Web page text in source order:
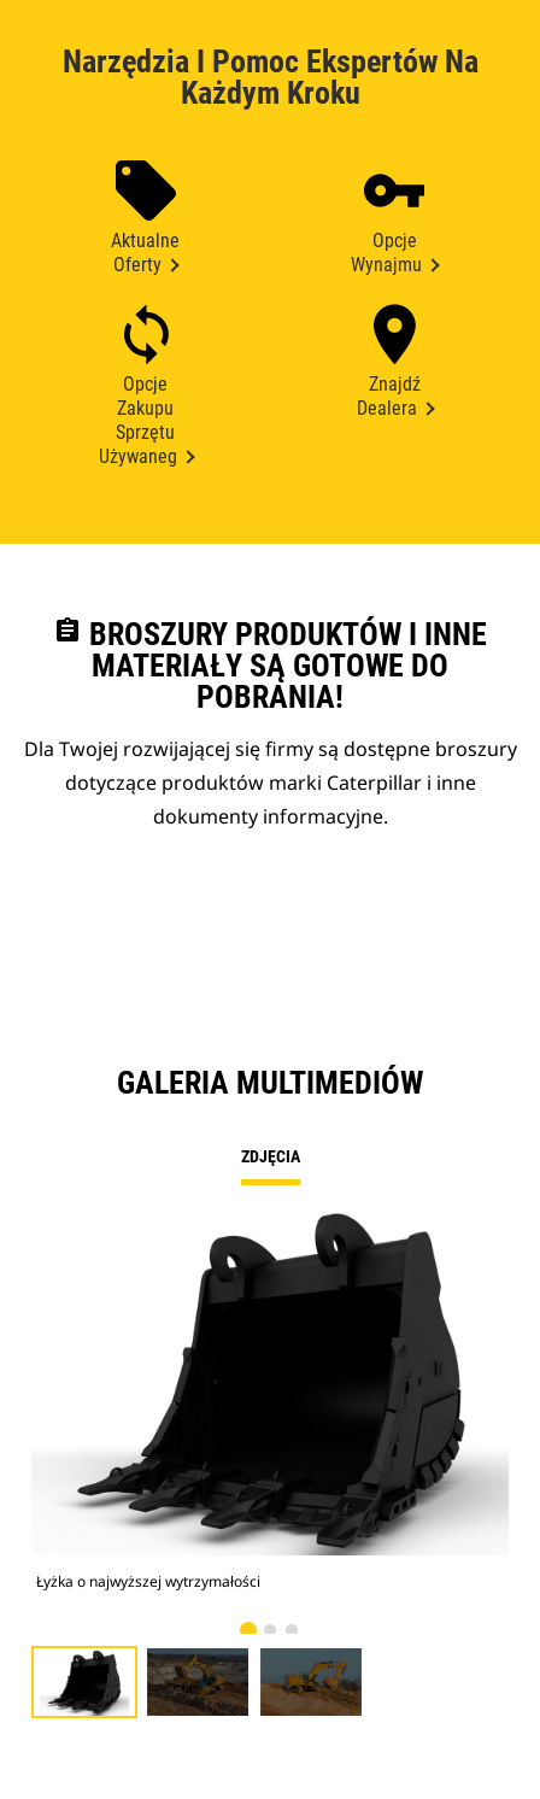
Narzędzia I Pomoc Ekspertów Na
Każdym Kroku
Aktualne
Oferty
Opcje
Wynajmu
Opcje
Zakupu
Sprzętu
Używaneg
Znajdź
Dealera
assignment BROSZURY PRODUKTÓW I INNE
MATERIAŁY SĄ GOTOWE DO
POBRANIA!
Dla Twojej rozwijającej się firmy są dostępne broszury
dotyczące produktów marki Caterpillar i inne
dokumenty informacyjne.
GALERIA MULTIMEDIÓW
ZDJĘCIA
Łyżka o najwyższej wytrzymałości